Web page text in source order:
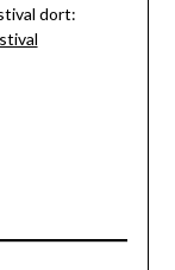
dort: